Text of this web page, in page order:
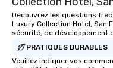
Découvrez les questions
Luxury Collection Hotel, San
sécurité, de développement
PRATIQUES DURABLES
Veuillez indiquer vos